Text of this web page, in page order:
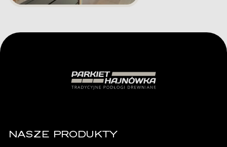
NASZE PRODUKTY